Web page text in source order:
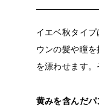
イエベ秋タイ
ウンの髪や瞳
を漂わせます。
黄みを含んだ